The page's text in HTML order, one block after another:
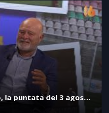
la puntata del 3 agosto